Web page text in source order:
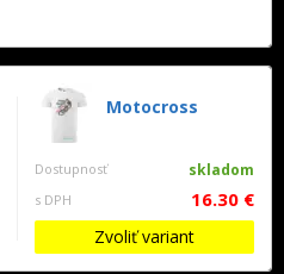
Motocross
Dostupnosť skladom
s DPH 16.30 €
Zvoliť variant